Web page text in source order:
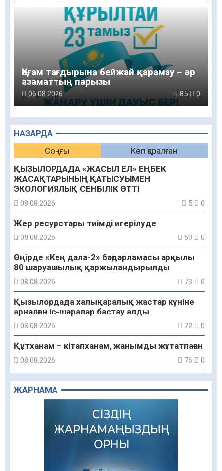
НАЗАРДА
Соңғы
Көп қаралған
ҚЫЗЫЛОРДАДА «ЖАСЫЛ ЕЛ» ЕҢБЕК
ЖАСАҚТАРЫНЫҢ ҚАТЫСУЫМЕН
ЭКОЛОГИЯЛЫҚ СЕНБІЛІК ӨТТІ
08.08.2026 5 0
Жер ресурстары тиімді игерілуде
08.08.2026 63 0
Өңірде «Кең дала-2» бағдарламасы арқылы
80 шаруашылық қаржыландырылды
08.08.2026 73 0
Қызылордада халықаралық жастар күніне
арналған іс-шаралар бастау алды
08.08.2026 72 0
Құтханам – кітапханам, жанымды жұтатпаған
08.08.2026 76 0
Құрылыс қарқыны – қала дамуының айғағы
08.08.2026
Зәулім ғимараттарда туған жерді түлеткен
азаматтардың қолтаңбасы бар
Еңбегі ерлікпен тең мамандық
ЖАРНАМА
Қоғам тағдырына бейжай қарамау – әр
азаматтың парызы
06.08.2026 85 0